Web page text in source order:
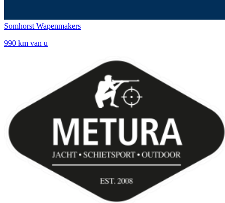
Somhorst Wapenmakers
990 km van u